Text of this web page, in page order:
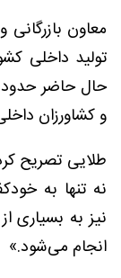
معاون
تولید داخلی
و کشاورزان
طلایی تصریح
نه تنها به
نیز به بسیاری
انجام می‌شود.»